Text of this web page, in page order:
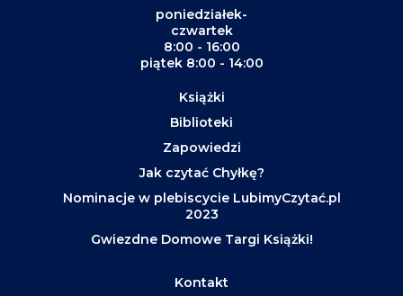
poniedziałek-
czwartek
8:00 - 16:00
piątek 8:00 - 14:00
Książki
Biblioteki
Zapowiedzi
Jak czytać Chyłkę?
Nominacje w plebiscycie LubimyCzytać.pl
2023
Gwiezdne Domowe Targi Książki!
Kontakt